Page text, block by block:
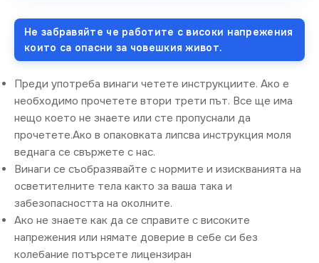
Не забравяйте че работите с високи напрежения
които са опасни за човешкия живот.
Преди употреба винаги четете инструкциите. Ако е
необходимо прочетете втори трети път. Все ще има
нещо което не знаете или сте пропуснали да
прочетете.Ако в опаковката липсва инструкция моля
веднага се свържете с нас.
Винаги се съобразявайте с нормите и изискванията на
осветителните тела както за ваша така и
забезопасността на околните.
Ако не знаете как да се справите с високите
напрежения или нямате доверие в себе си без
колебание потърсете лицензиран